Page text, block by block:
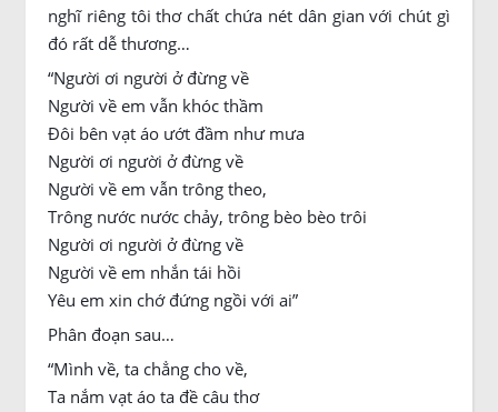
nghĩ riêng tôi thơ chất chứa nét dân gian với chút gì
đó rất dễ thương…
“Người ơi người ở đừng về
Người về em vẫn khóc thầm
Đôi bên vạt áo ướt đầm như mưa
Người ơi người ở đừng về
Người về em vẫn trông theo,
Trông nước nước chảy, trông bèo bèo trôi
Người ơi người ở đừng về
Người về em nhắn tái hồi
Yêu em xin chớ đứng ngồi với ai”
Phân đoạn sau…
“Mình về, ta chẳng cho về,
Ta nắm vạt áo ta đề câu thơ